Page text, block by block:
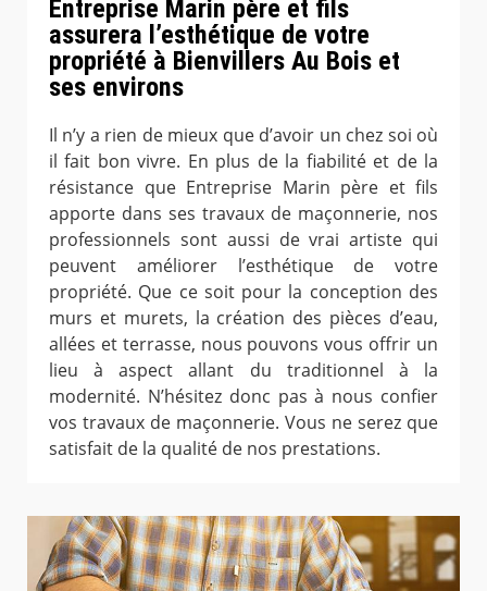
Entreprise Marin père et fils
assurera l’esthétique de votre
propriété à Bienvillers Au Bois et
ses environs
Il n’y a rien de mieux que d’avoir un chez soi où
il fait bon vivre. En plus de la fiabilité et de la
résistance que Entreprise Marin père et fils
apporte dans ses travaux de maçonnerie, nos
professionnels sont aussi de vrai artiste qui
peuvent améliorer l’esthétique de votre
propriété. Que ce soit pour la conception des
murs et murets, la création des pièces d’eau,
allées et terrasse, nous pouvons vous offrir un
lieu à aspect allant du traditionnel à la
modernité. N’hésitez donc pas à nous confier
vos travaux de maçonnerie. Vous ne serez que
satisfait de la qualité de nos prestations.